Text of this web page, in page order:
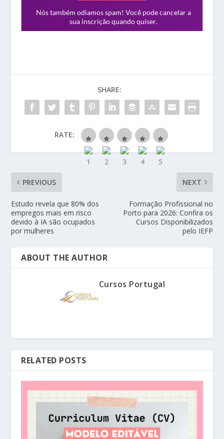
SHARE:
RATE:
PREVIOUS
Estudo revela que 80% dos
empregos mais em risco
devido à IA são ocupados
por mulheres
NEXT
Formação Profissional no
Porto para 2026: Confira os
Cursos Disponibilizados
pelo IEFP
ABOUT THE AUTHOR
Cursos Portugal
RELATED POSTS